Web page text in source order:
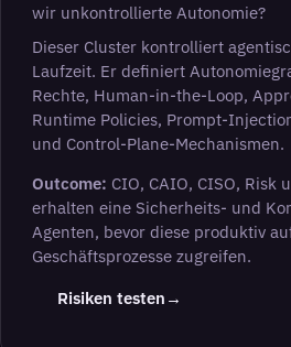
wir unkontrollierte Autonomie?
Dieser Cluster kontrolliert
Laufzeit. Er definiert
Rechte, Human-in-the-Loop,
Runtime Policies, Prompt-
und Control-Plane-Mechanismen.
Outcome: CIO, CAIO, CISO, Risk
erhalten eine Sicherheits- und
Agenten, bevor diese produktiv
Geschäftsprozesse zugreifen.
Risiken testen (öffnet LinkedIn
→